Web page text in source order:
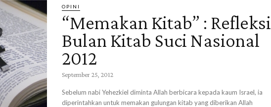
OPINI
“Memakan Kitab” : Refleksi
Bulan Kitab Suci Nasional
2012
September 25, 2012
Sebelum nabi Yehezkiel diminta Allah berbicara kepada kaum Israel, ia
diperintahkan untuk memakan gulungan kitab yang diberikan Allah